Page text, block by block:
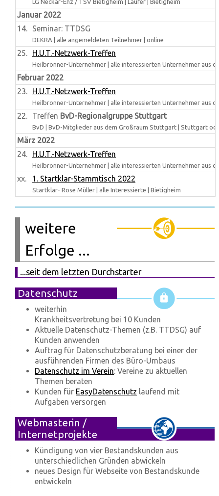
LG Neckar-Enz / TSV Bietigheim | Läufer | Bietigheim
Januar 2022
14.
Seminar: TTDSG
DEKRA | alle angemeldeten Teilnehmer | online
25. H.U.T.-Netzwerk-Treffen
Heilbronner-Unternehmer | alle interessierten Unternehmer aus
Februar 2022
23.
H.U.T.-Netzwerk-Treffen
Heilbronner-Unternehmer | alle interessierten Unternehmer aus
22. Treffen BvD-Regionalgruppe Stuttgart
BvD | BvD-Mitglieder aus dem Großraum Stuttgart | Stuttgart
März 2022
24.
H.U.T.-Netzwerk-Treffen
Heilbronner-Unternehmer | alle interessierten Unternehmer aus
xx. 1. Startklar-Stammtisch 2022
Startklar- Rose Müller | alle Interessierte | Bietigheim
weitere
Erfolge ...
...seit dem letzten Durchstarter
Datenschutz
weiterhin
Krankheitsvertretung bei 10 Kunden
Aktuelle Datenschutz-Themen (z.B. TTDSG) auf
Kunden anwenden
Auftrag für Datenschutzberatung bei einer der
ausführenden Firmen des Büro-Umbaus
Datenschutz im Verein: Vereine zu aktuellen
Themen beraten
Kunden für EasyDatenschutz laufend mit
Aufgaben versorgen
Webmasterin /
Internetprojekte
Kündigung von vier Bestandskunden aus
unterschiedlichen Gründen abwickeln
neues Design für Webseite von Bestandskunde
entwickeln